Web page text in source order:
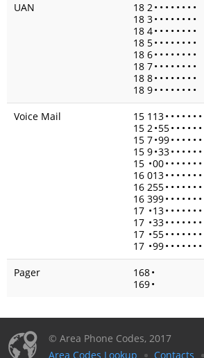
UAN
18 2• • • • • • • •
18 3• • • • • • • •
18 4• • • • • • • •
18 5• • • • • • • •
18 6• • • • • • • •
18 7• • • • • • • •
18 8• • • • • • • •
18 9• • • • • • • •
Voice Mail
15 113• • • • • • •
15 2•55• • • • • •
15 7•99• • • • • •
15 9•33• • • • • •
15 •00• • • • • • •
16 013• • • • • • •
16 255• • • • • • •
16 399• • • • • • •
17 •13• • • • • • •
17 •33• • • • • • •
17 •55• • • • • • •
17 •99• • • • • • •
Pager
168•
169•
© Area Phone Codes, 2017
Area Codes Lookup
Contacts